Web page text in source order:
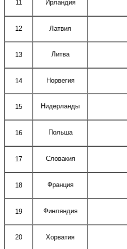
11 Ирландия
12 Латвия
13 Литва
14 Норвегия
15 Нидерланды
16 Польша
17 Словакия
18 Франция
19 Финляндия
20 Хорватия